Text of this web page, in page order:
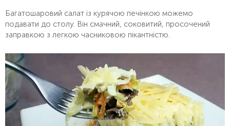
Багатошаровий салат із курячою печінкою можемо
подавати до столу. Він смачний, соковитий, просочений
заправкою з легкою часниковою пікантністю.